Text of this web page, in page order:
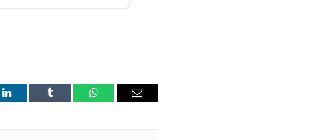
LinkedIn Tumblr WhatsAppEmail